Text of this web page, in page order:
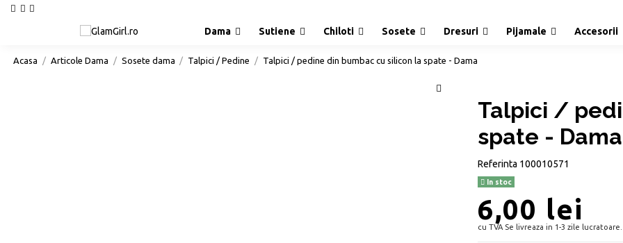
Dama Sutiene Chiloti Sosete Dresuri Pijamale Accesorii
Acasa Articole Dama Sosete dama Talpici / Pedine Talpici / pedine din bumbac cu silicon la spate - Dama
Talpici /
spate - Dama
Referinta 100010571
In stoc
6,00 lei
cu TVA Se livreaza in 1-3 zile lucratoare.